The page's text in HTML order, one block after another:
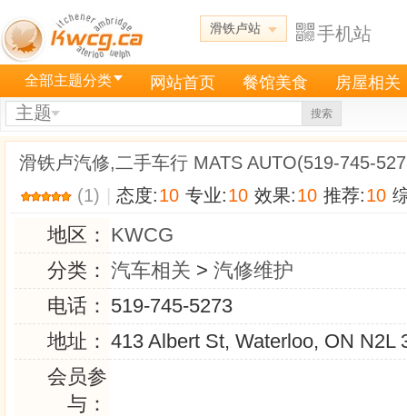
滑铁卢站 手机站
全部主题分类 网站首页 餐馆美食 房屋相关
主题 搜索
滑铁卢汽修,二手车行 MATS AUTO(519-745-
(1)
态度:10 专业:10 效果:10 推荐:10
地区： KWCG
分类： 汽车相关 > 汽修维护
电话： 519-745-5273
地址： 413 Albert St, Waterloo, ON N2L
会员参
与：